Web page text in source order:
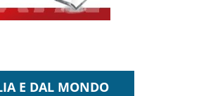
E DAL MONDO